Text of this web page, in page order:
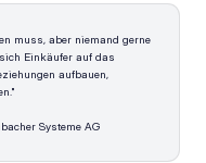
muss, aber niemand gerne
Einkäufer auf das
aufbauen,
Systeme AG